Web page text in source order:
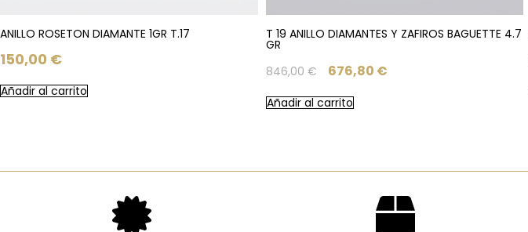
ANILLO ROSETON DIAMANTE 1GR T.17
150,00 €
Añadir al carrito
T 19 ANILLO DIAMANTES Y ZAFIROS BAGUETTE 4.7
GR
846,00 € 676,80 €
Añadir al carrito